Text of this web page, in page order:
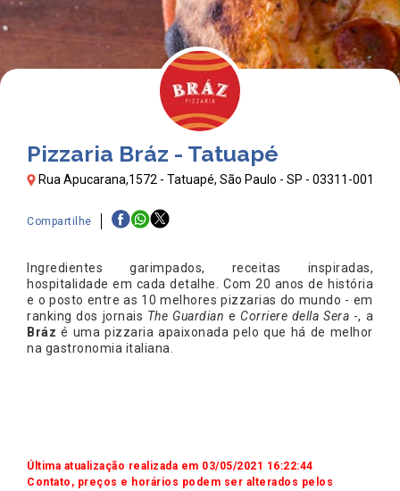
Pizzaria Bráz - Tatuapé
Rua Apucarana,1572 - Tatuapé, São Paulo - SP - 03311-001
Compartilhe
Ingredientes garimpados, receitas inspiradas,
hospitalidade em cada detalhe. Com 20 anos de história
e o posto entre as 10 melhores pizzarias do mundo - em
ranking dos jornais The Guardian e Corriere della Sera -, a
Bráz é uma pizzaria apaixonada pelo que há de melhor
na gastronomia italiana.
Última atualização realizada em 03/05/2021 16:22:44
Contato, preços e horários podem ser alterados pelos